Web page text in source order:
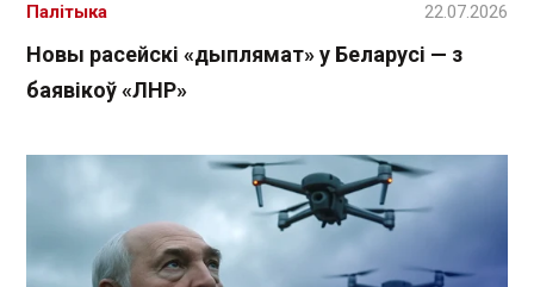
Новы расейскі «дыплямат» у Беларусі — з
баявікоў «ЛНР»
Палітыка 22.07.2026